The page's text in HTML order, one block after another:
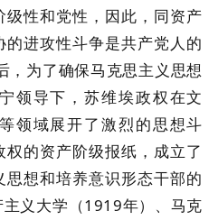
性和党性，因此，同资产
进攻性斗争是共产党人的
为了确保马克思主义思想
领导下，苏维埃政权在文
领域展开了激烈的思想斗
的资产阶级报纸，成立了
想和培养意识形态干部的
义大学（1919年）、马克